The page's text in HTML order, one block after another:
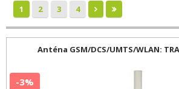
1 2 3 4
Anténa GSM/DCS/UMTS/WLAN:
-3%